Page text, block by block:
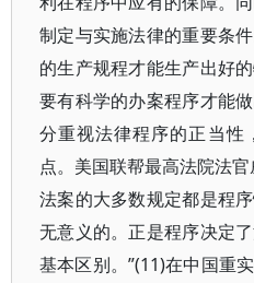
制定与实施法律的重要条
的生产规程才能生产出好
要有科学的办案程序才能
分重视法律程序的正当性
点。美国联帮最高法院法
法案的大多数规定都是程
无意义的。正是程序决定
基本区别。”(11)在中国重